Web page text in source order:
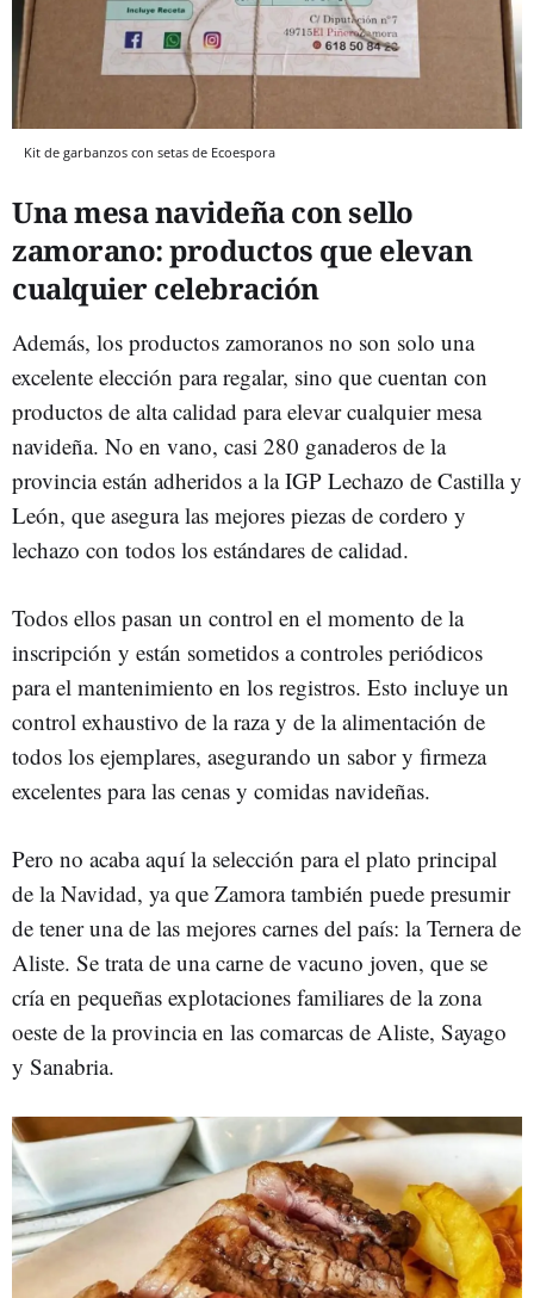
Kit de garbanzos con setas de Ecoespora
Una mesa navideña con sello
zamorano: productos que elevan
cualquier celebración
Además, los productos zamoranos no son solo una
excelente elección para regalar, sino que cuentan con
productos de alta calidad para elevar cualquier mesa
navideña. No en vano, casi 280 ganaderos de la
provincia están adheridos a la IGP Lechazo de Castilla y
León, que asegura las mejores piezas de cordero y
lechazo con todos los estándares de calidad.
Todos ellos pasan un control en el momento de la
inscripción y están sometidos a controles periódicos
para el mantenimiento en los registros. Esto incluye un
control exhaustivo de la raza y de la alimentación de
todos los ejemplares, asegurando un sabor y firmeza
excelentes para las cenas y comidas navideñas.
Pero no acaba aquí la selección para el plato principal
de la Navidad, ya que Zamora también puede presumir
de tener una de las mejores carnes del país: la Ternera de
Aliste. Se trata de una carne de vacuno joven, que se
cría en pequeñas explotaciones familiares de la zona
oeste de la provincia en las comarcas de Aliste, Sayago
y Sanabria.